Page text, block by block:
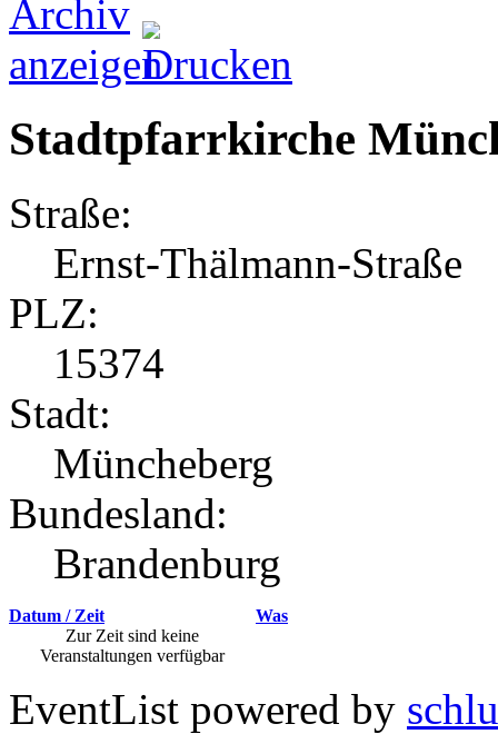
Stadtpfarrkirche
Straße:
Ernst-Thälmann-Straße
PLZ:
15374
Stadt:
Müncheberg
Bundesland:
Brandenburg
Datum / Zeit
Was
Zur Zeit sind keine
Veranstaltungen verfügbar
EventList powered by